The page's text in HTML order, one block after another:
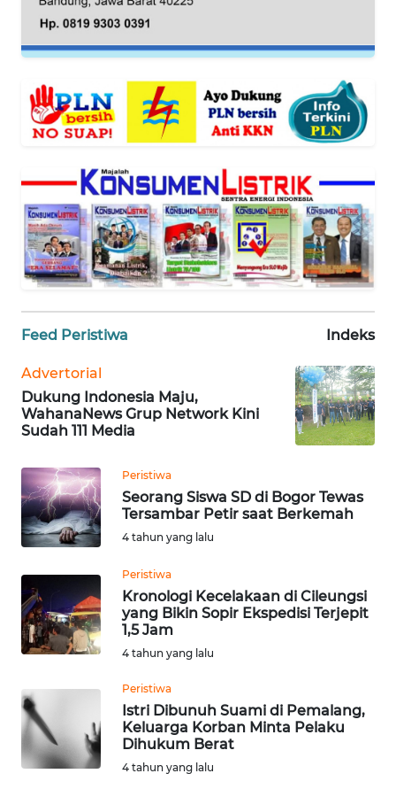
Feed Peristiwa Indeks
Advertorial
Dukung Indonesia Maju,
WahanaNews Grup Network Kini
Sudah 111 Media
Peristiwa
Seorang Siswa SD di Bogor Tewas
Tersambar Petir saat Berkemah
4 tahun yang lalu
Peristiwa
Kronologi Kecelakaan di Cileungsi
yang Bikin Sopir Ekspedisi Terjepit
1,5 Jam
4 tahun yang lalu
Peristiwa
Istri Dibunuh Suami di Pemalang,
Keluarga Korban Minta Pelaku
Dihukum Berat
4 tahun yang lalu
WN
WN
NTT
WN
KEPRI
WN
PAPUA
PAPUA
WN
RIAU
WN
SERAMBI
WN
WN
SULTRA
NTB
WN
SULTENG